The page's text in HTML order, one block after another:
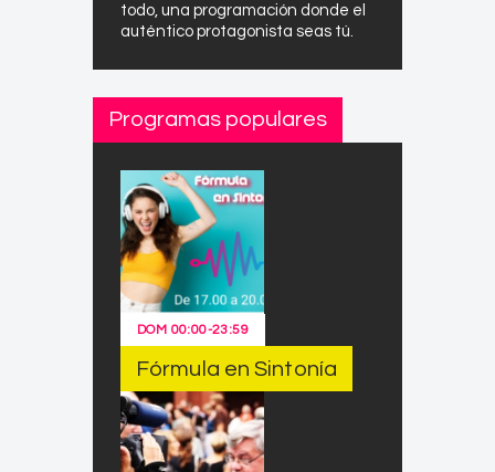
todo, una programación donde el
auténtico protagonista seas tú.
Programas populares
DOM 00:00-23:59
Fórmula en Sintonía